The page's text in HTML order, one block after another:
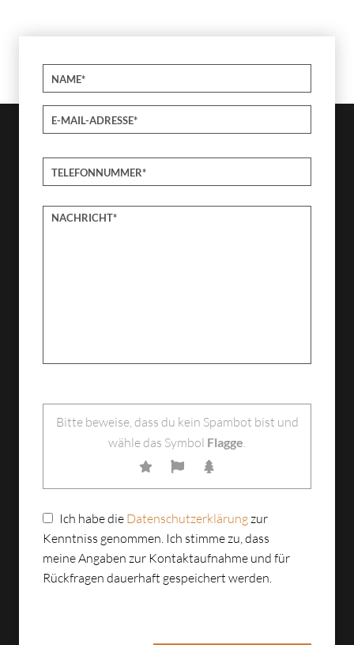
Bitte lasse dieses Feld leer.
Bitte beweise, dass du kein Spambot bist und
wähle das Symbol Flagge.
Ich habe die Datenschutzerklärungzur
Kenntniss genommen. Ich stimme zu, dass
meine Angaben zur Kontaktaufnahme und für
Rückfragen dauerhaft gespeichert werden.